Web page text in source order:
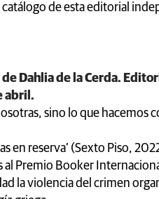
de esta editorial
Dahlia de la Cerda.
abril.
sino lo que hacemos
en reserva’ (Sexto Piso,
al Premio Booker
la violencia del crimen